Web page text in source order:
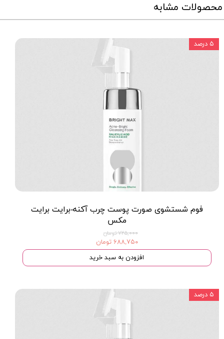
محصولات مشابه
فوم شستشوی صورت پوست چرب آکنه-برایت برایت
مکس
۷۲۵,۰۰۰ تومان
۶۸۸,۷۵۰ تومان
افزودن به سبد خرید
۵ درصد
۵ درصد